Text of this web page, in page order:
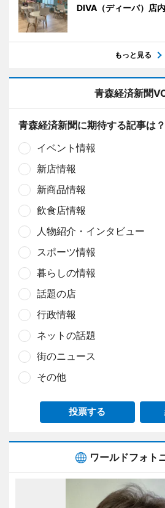
DIVA（ディーバ）店
もっと見る
青森経済新聞
青森経済新聞に期待する記事は？
イベント情報
新店情報
新商品情報
飲食店情報
人物紹介・インタビュー
スポーツ情報
暮らしの情報
話題の店
行政情報
ネットの話題
街のニュース
その他
投票する
ワールドフォト